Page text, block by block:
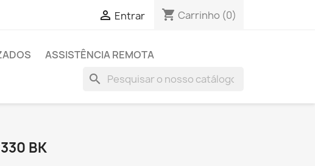
 Entrar shopping_cart Carrinho (0)
ASSISTÊNCIA REMOTA
search
BK